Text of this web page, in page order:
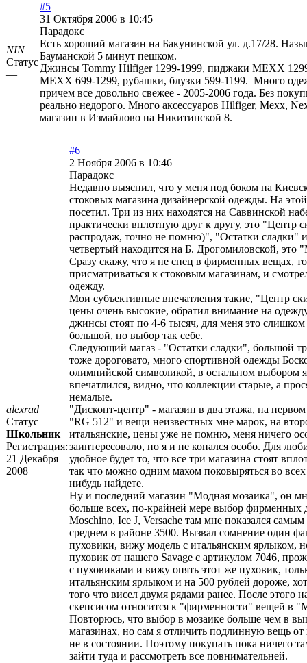
NIN
Статус
—
#5
31 Октября 2006 в 10:45
Парадокс
Есть хороший магазин на Бакунинской ул. д.17/28.
Бауманской 5 минут пешком.
Джинсы Tommy Hilfiger 1299-1999, пиджаки МЕХХ
МЕХХ 699-1299, рубашки, блузки 599-1199. Много
причем все довольно свежее - 2005-2006 года. Без
реально недорого. Много аксессуаров Hilfiger, Mexx,
магазин в Измайлово на Никитинской 8.
alexrad
Статус —
Школьник
Регистрация:
21 Декабря
2008
#6
2 Ноября 2006 в 10:46
Парадокс
Недавно выяснил, что у меня под боком на
стоковых магазина дизайнерской одежды. На
посетил. Три из них находятся на Саввинской
практически вплотную друг к другу, это "Центр
распродаж, точно не помню)", "Остатки сладки"
четвертый находится на Б. Дрогомиловской, это
Сразу скажу, что я не спец в фирменных вещах,
присматриваться к стоковым магазинам, и
одежду.
Мои субъективные впечатления такие, "Центр
цены очень высокие, обратил внимание на
джинсы стоят по 4-6 тысяч, для меня это слишком
большой, но выбор так себе.
Следующий магаз - "Остатки сладки", большой
тоже дороговато, много спортивной одежды
олимпийской символикой, в остальном выбором
впечатлился, видно, что коллекции старые, а
немалые.
"Дисконт-центр" - магазин в два этажа, на
"RG 512" и вещи неизвестных мне марок, на
итальянские, цены уже не помню, меня ничего
заинтересовало, но я и не копался особо. Для
удобное будет то, что все три магазина стоят
так что можно одним махом поковыряться во всех
нибудь найдете.
Ну и последний магазин "Модная мозаика", он
больше всех, по-крайней мере выбор
Moschino, Ice J, Versache там мне показался
среднем в районе 3500. Вызвал сомнение один
пуховики, вижу модель с итальянским ярлыком,
пуховик от нашего Savage с артикулом 7046,
с пуховиками и вижу опять этот же пуховик,
итальянским ярлыком и на 500 рублей дороже,
того что висел двумя рядами ранее. После этого
скепсисом относится к "фирменности" вещей в
Повторюсь, что выбор в мозаике больше чем в
магазинах, но сам я отличить подлинную вещь
не в состоянии. Поэтому покупать пока ничего
зайти туда и рассмотреть все повнимательней.